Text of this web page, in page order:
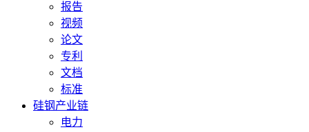
报告
视频
论文
专利
文档
标准
硅钢产业链
电力